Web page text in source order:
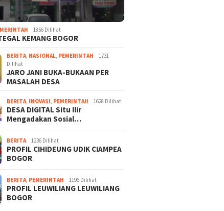
1856 Dilihat
KEMANG BOGOR
BERITA, NASIONAL, PEMERINTAH
1731
Dilihat
JARO JANI BUKA-BUKAAN PER
MASALAH DESA
BERITA, INOVASI, PEMERINTAH 1628 Dilihat
DESA DIGITAL Situ Ilir
Mengadakan Sosial…
BERITA 1236 Dilihat
PROFIL CIHIDEUNG UDIK CIAMPEA
BOGOR
BERITA, PEMERINTAH 1196 Dilihat
PROFIL LEUWILIANG LEUWILIANG
BOGOR